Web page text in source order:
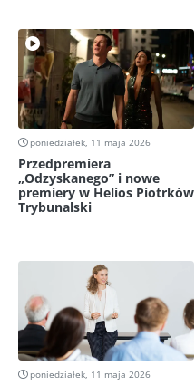
poniedziałek, 11 maja 2026
Przedpremiera
„Odzyskanego” i nowe
premiery w Helios Piotrków
Trybunalski
poniedziałek, 11 maja 2026